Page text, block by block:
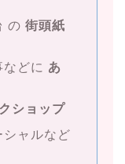
の 街頭紙
どに あ
ショップ
ャルなど